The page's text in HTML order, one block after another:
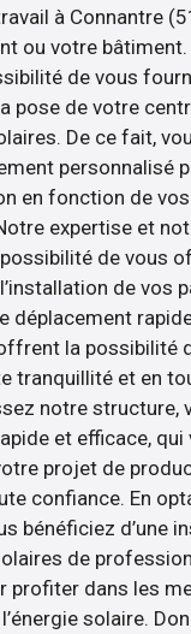
à Connantre
ou votre bâtiment.
de vous
pose de votre
De ce fait,
personnalisé
en fonction de
expertise et
de vous
de vos
déplacement
la possibilité
tranquillité et en
notre structure,
et efficace,
projet de
confiance. En
bénéficiez d’une
de
profiter dans les
solaire.